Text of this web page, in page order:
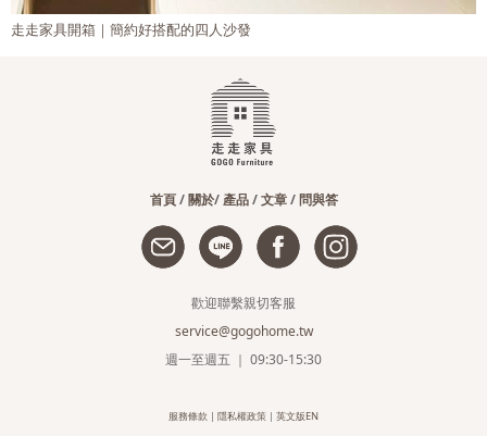
名人來開箱｜Dj 醫師娘 琦琦 x 走走家具
首頁/關於/產品/文章/問與答
歡迎聯繫親切客服
service@gogohome.tw
週一至週五 ｜ 09:30-15:30
服務條款 | 隱私權政策 | 英文版EN